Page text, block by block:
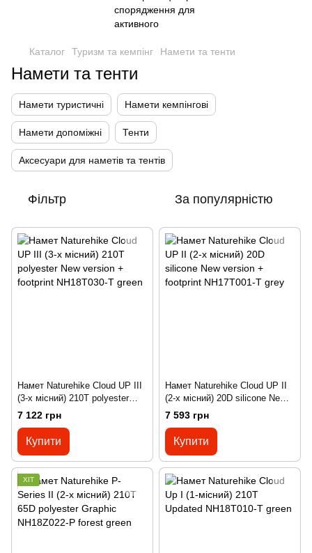
Каталог Туризм та кемпінг Намети та тенти
Намети та тенти
Намети туристичні Намети кемпінгові
Намети допоміжні Тенти
Аксесуари для наметів та тентів
Фільтр За популярністю
Намет Naturehike Cloud UP III
(3-х місний) 210T polyester
New version + footprint
NH18T030-T green
7 122 грн
Купити
Намет Naturehike Cloud UP II
(2-х місний) 20D silicone New
version + footprint NH17T001-T
7 593 грн
Купити
ХІТ